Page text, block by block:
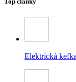
Elektrická